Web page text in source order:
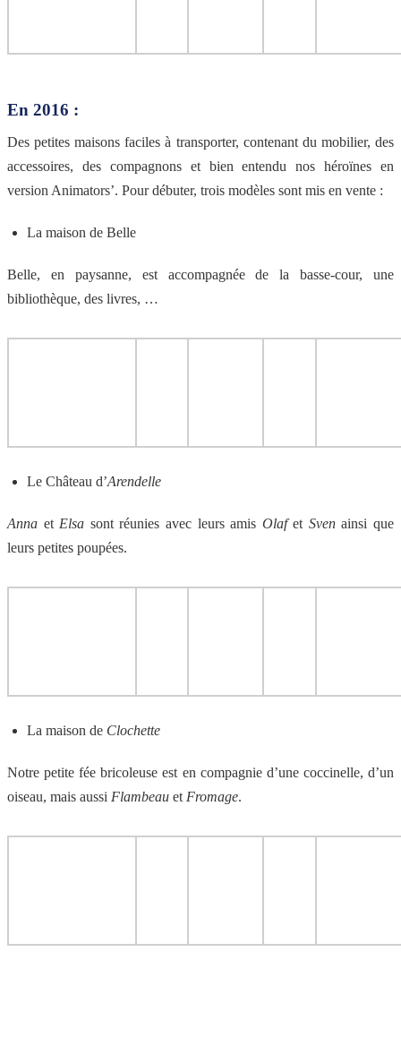
En 2016 :
Des petites maisons faciles à transporter, contenant du mobilier, des
accessoires, des compagnons et bien entendu nos héroïnes en
version Animators’. Pour débuter, trois modèles sont mis en vente :
La maison de Belle
Belle, en paysanne, est accompagnée de la basse-cour, une
bibliothèque, des livres, …
Le Château d’Arendelle
Anna et Elsa sont réunies avec leurs amis Olafet Svenainsi que
leurs petites poupées.
La maison de Clochette
Notre petite fée bricoleuse est en compagnie d’une coccinelle, d’un
oiseau, mais aussi Flambeau et Fromage.